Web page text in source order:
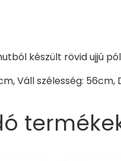
készült rövid ujjú
Váll szélesség: 56cm,